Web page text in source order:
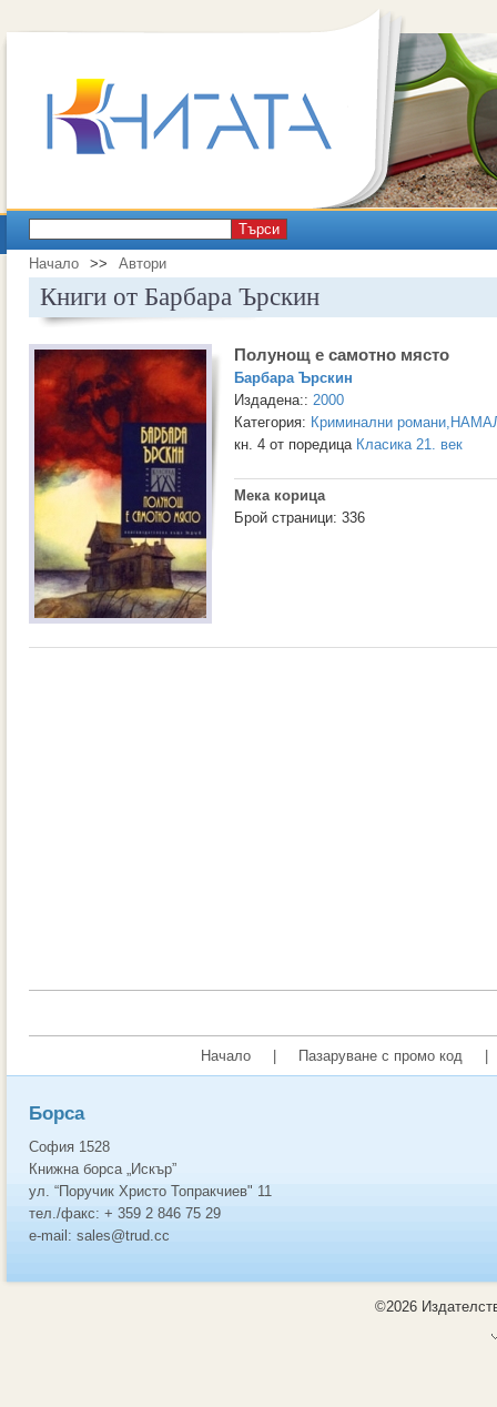
Търси
Начало >> Автори
Книги от Барбара Ърскин
Полунощ е самотно място
Барбара Ърскин
Издадена:: 2000
Категория: Криминални романи,
кн. 4 от поредица Класика 21. век
Мека корица
Брой страници: 336
Начало Пазаруване с промо код
Борса
София 1528
Книжна борса „Искър”
ул. “Поручик Христо Топракчиев" 11
тел./факс: + 359 2 846 75 29
e-mail: sales@trud.cc
©2026